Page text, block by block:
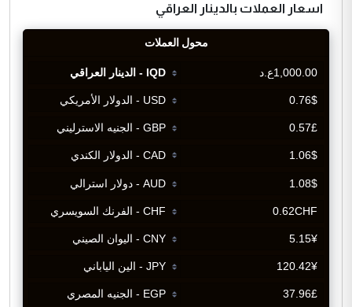
اسعار العملات بالدينار العراقي